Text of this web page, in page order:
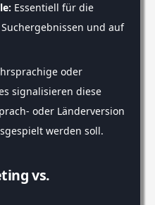
Essentiell für die
und auf
oder
signalisieren diese
oder Länderversion
werden soll.
vs.